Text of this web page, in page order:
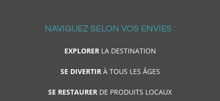
NAVIGUEZ SELON VOS ENVIES :
EXPLORERLA DESTINATION
SE DIVERTIRÀ TOUS LES ÂGES
SE RESTAURER DE PRODUITS LOCAUX